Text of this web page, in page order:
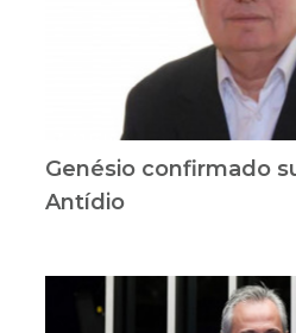
Genésio confirmado
Antídio